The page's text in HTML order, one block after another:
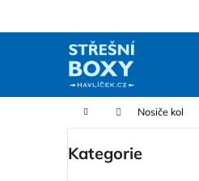
obsah
Domů Nosiče kol
o
Přeskočit
kategorie
Kategorie
o
k
Zpět
obchodu
Zpět
obchodu